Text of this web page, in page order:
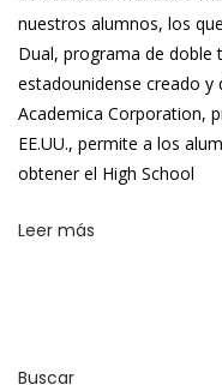
nuestros alumnos, los
Dual, programa de doble
estadounidense creado y
Academica Corporation,
EE.UU., permite a los
obtener el High School
Leer más